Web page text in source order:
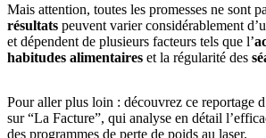
Mais attention, toutes les promesses ne sont
résultats peuvent varier considérablement
et dépendent de plusieurs facteurs tels que l’
habitudes alimentaires et la régularité des
Pour aller plus loin : découvrez ce reportage
sur “La Facture”, qui analyse en détail
des programmes de perte de poids au laser.